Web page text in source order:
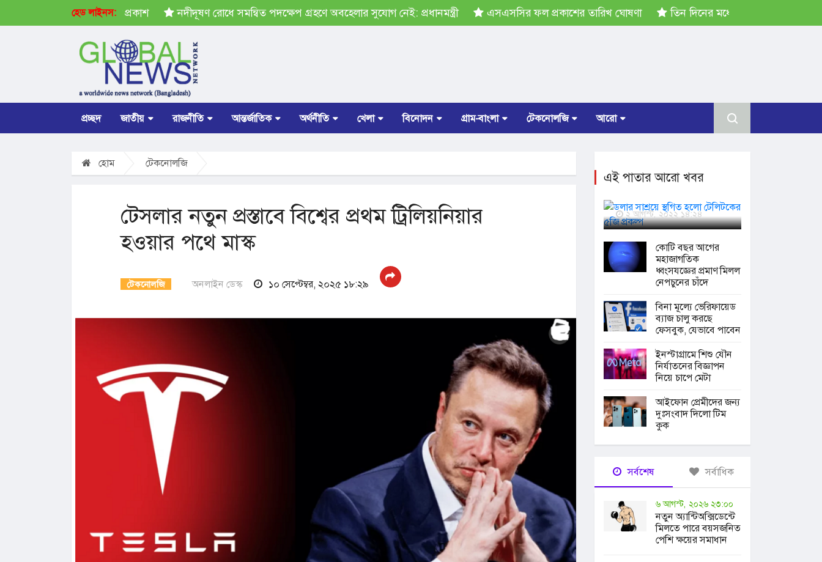
হেড লাইনস:
নির্বাচনের ভোটার তালিকা প্রকাশ নদীদূষণ রোধে সমন্বিত পদক্ষেপ গ্রহণে অবহেলার সুযোগ নেই: প্রধানমন্ত্রী এসএসসির ফল প্রকাশের তারিখ ঘোষণা তিন দিনের মধ্যে গ্যাস সরবরাহ স্বাভাবিক
প্রচ্ছদ জাতীয় রাজনীতি আন্তর্জাতিক অর্থনীতি খেলা বিনোদন গ্রাম-বাংলা টেকনোলজি আরো
হোম টেকনোলজি
টেসলার নতুন প্রস্তাবে বিশ্বের প্রথম ট্রিলিয়নিয়ার
হওয়ার পথে মাস্ক
টেকনোলজি অনলাইন ডেস্ক ১০ সেপ্টেম্বর, ২০২৫ ১৮:২৯
এই পাতার আরো খবর
ডলার সাশ্রয়ে স্থগিত হলো
২ আগস্ট, ২০২২ ১৪:২৪
কোটি বছর আগের
মহাজাগতিক
ধ্বংসযজ্ঞের প্রমাণ মিলল
নেপচুনের চাঁদে
বিনা মূল্যে ভেরিফায়েড
ব্যাজ চালু করছে
ফেসবুক, যেভাবে পাবেন
ইনস্টাগ্রামে শিশু যৌন
নির্যাতনের বিজ্ঞাপন
নিয়ে চাপে মেটা
আইফোন প্রেমীদের জন্য
দুঃসংবাদ দিলো টিম
কুক
সর্বশেষ সর্বাধিক
৬ আগস্ট, ২০২৬ ২৩:০০
নতুন অ্যান্টিঅক্সিডেন্টে
মিলতে পারে বয়সজনিত
পেশি ক্ষয়ের সমাধান